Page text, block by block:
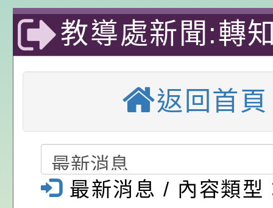
電影營」、「祖孫樂
「愛『原原』不絕-
樂會」、「邁向下一
列講座及成長團體
員會函釋公務員留職
赴陸應申請許可一案
中興國民小學115學
期第1次第7-9招代課
甄選公告
本校「115學年度國
校課程計畫」核定一
轉知教育部國民及學
辦理「115年度教育
前教育署辦理性別平
置課程與教學人才庫
畫」一案， 請教師
公告:桃園市政府腸
施問答集
轉知:桃園市交通局
減碳存摺2.0」全民
桃園市政府家庭教育
年度祖孫樂淘桃－祖
轉知有關銓敘部建置
教導處新聞:轉
部「教育家」
年度徵件活動-
溪區中興國民
教育國小
返回首頁
最新消息 / 內容類型